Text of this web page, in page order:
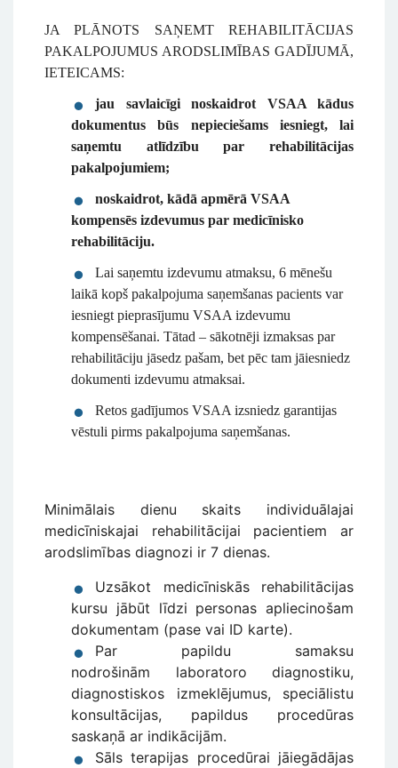
JA PLĀNOTS SAŅEMT REHABILITĀCIJAS
PAKALPOJUMUS ARODSLIMĪBAS GADĪJUMĀ,
IETEICAMS:
jau savlaicīgi noskaidrot VSAA kādus
dokumentus būs nepieciešams iesniegt, lai
saņemtu atlīdzību par rehabilitācijas
pakalpojumiem;
noskaidrot, kādā apmērā VSAA
kompensēs izdevumus par medicīnisko
rehabilitāciju.
Lai saņemtu izdevumu atmaksu, 6 mēnešu
laikā kopš pakalpojuma saņemšanas pacients var
iesniegt pieprasījumu VSAA izdevumu
kompensēšanai. Tātad – sākotnēji izmaksas par
rehabilitāciju jāsedz pašam, bet pēc tam jāiesniedz
dokumenti izdevumu atmaksai.
Retos gadījumos VSAA izsniedz garantijas
vēstuli pirms pakalpojuma saņemšanas.
Minimālais dienu skaits individuālajai
medicīniskajai rehabilitācijai pacientiem ar
arodslimības diagnozi ir 7 dienas.
Uzsākot medicīniskās rehabilitācijas
kursu jābūt līdzi personas apliecinošam
dokumentam (pase vai ID karte).
Par papildu samaksu
nodrošinām laboratoro diagnostiku,
diagnostiskos izmeklējumus, speciālistu
konsultācijas, papildus procedūras
saskaņā ar indikācijām.
Sāls terapijas procedūrai jāiegādājas